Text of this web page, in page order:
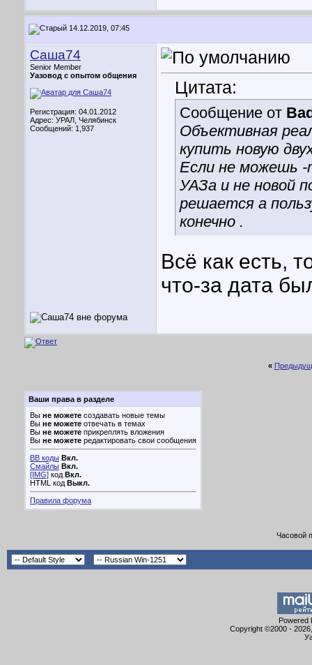
14.12.2019, 07:45
Саша74
Senior Member
Уазовод с опытом общения
Регистрация: 04.01.2012
Адрес: УРАЛ, Челябинск
Сообщений: 1,937
Цитата:
Сообщение от
Объективная
купить новую
Если не можешь -
УАЗа и не новой
решается а
конечно .
Всё как есть,
что-за дата
«
Ваши права в разделе
Вы не можете создавать новые темы
Вы не можете отвечать в темах
Вы не можете прикреплять вложения
Вы не можете редактировать свои сообщения
BB коды Вкл.
Смайлы Вкл.
[IMG] код Вкл.
HTML код Выкл.
Правила форума
Часовой
Powered
Copyright ©2000 -